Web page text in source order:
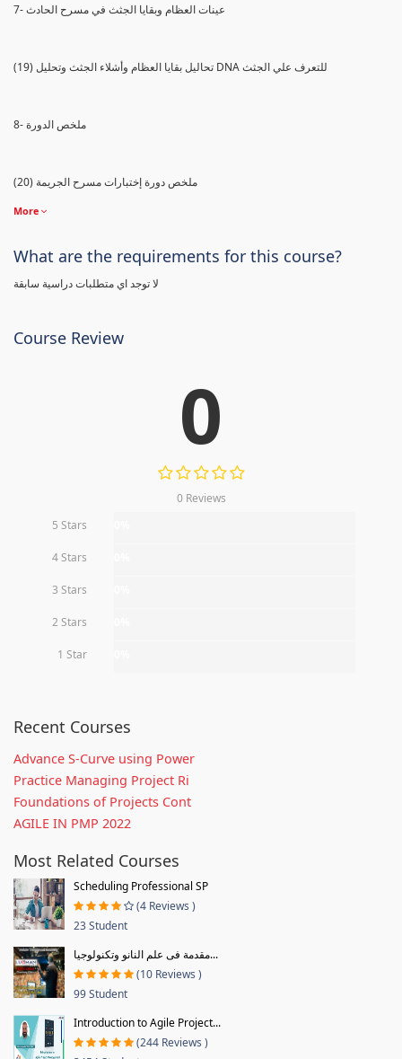
7- عينات العظام وبقايا الجثث في مسرح الحادث
(19) تحاليل بقايا العظام وأشلاء الجثث وتحليل DNA للتعرف علي الجثث
8- ملخص الدورة
(20) ملخص دورة إختبارات مسرح الجريمة
More
What are the requirements for this course?
لا توجد اي متطلبات دراسية سابقة
Course Review
0
0 Reviews
5 Stars
4 Stars
3 Stars
2 Stars
1 Star
Recent Courses
Advance S-Curve using Power
Practice Managing Project Ri
Foundations of Projects Cont
AGILE IN PMP 2022
Most Related Courses
Scheduling Professional SP
(4 Reviews )
23 Student
مقدمة فى علم النانو وتكنولوجيا...
(10 Reviews )
99 Student
Introduction to Agile Project...
(244 Reviews )